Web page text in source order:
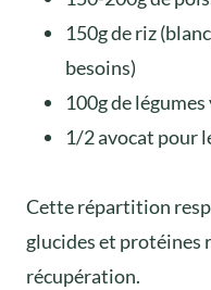
150g de riz
besoins)
100g de légumes
1/2 avocat pour
Cette répartition
glucides et protéines
récupération.